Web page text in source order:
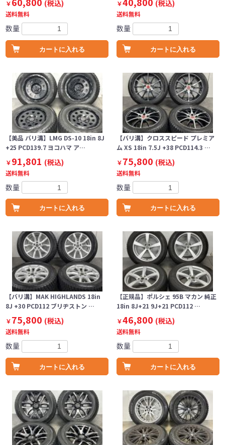
￥ (税込)
送料無料
数量
カートに入れる
￥ (税込)
送料無料
数量
カートに入れる
【美品 バリ溝】LMG DS-10 18in 8J
+25 PCD139.7 ヨコハマ ア…
￥91,801 (税込)
送料無料
数量
カートに入れる
【バリ溝】クロススピード プレミア
ム XS 18in 7.5J +38 PCD114.3 …
￥75,800 (税込)
送料無料
数量
カートに入れる
【バリ溝】MAK HIGHLANDS 18in
8J +30 PCD112 ブリヂストン …
￥75,800 (税込)
送料無料
数量
カートに入れる
【正規品】ポルシェ 95B マカン 純正
18in 8J+21 9J+21 PCD112 …
￥46,800 (税込)
送料無料
数量
カートに入れる